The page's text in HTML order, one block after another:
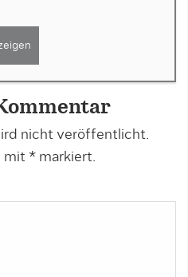
nicht veröffentlicht.
mit * markiert.